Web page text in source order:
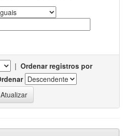
| Ordenar registros por